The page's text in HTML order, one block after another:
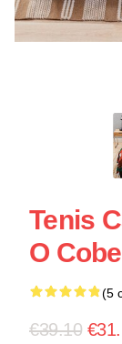
Tenis
O
(5
€39.10